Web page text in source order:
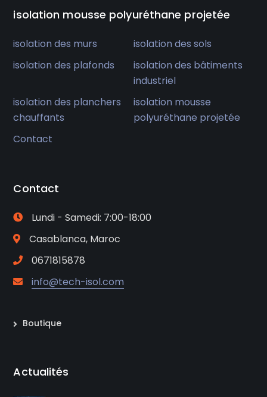
isolation mousse polyuréthane projetée
isolation des murs
isolation des sols
isolation des plafonds
isolation des bâtiments
industriel
isolation des planchers
chauffants
isolation mousse
polyuréthane projetée
Contact
Contact
Lundi - Samedi: 7:00-18:00
Casablanca, Maroc
0671815878
info@tech-isol.com
Boutique
Actualités